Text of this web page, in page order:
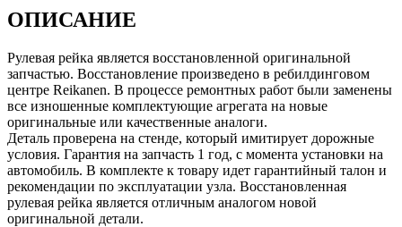
ОПИСАНИЕ
Рулевая рейка является восстановленной оригинальной
запчастью. Восстановление произведено в ребилдинговом
центре Reikanen. В процессе ремонтных работ были заменены
все изношенные комплектующие агрегата на новые
оригинальные или качественные аналоги.
Деталь проверена на стенде, который имитирует дорожные
условия. Гарантия на запчасть 1 год, с момента установки на
автомобиль. В комплекте к товару идет гарантийный талон и
рекомендации по эксплуатации узла. Восстановленная
рулевая рейка является отличным аналогом новой
оригинальной детали.